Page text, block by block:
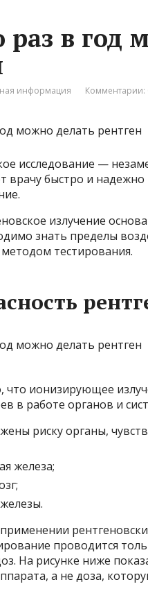
раз в год
информация Комментарии:
исследование —
врачу быстро и надежно
излучение
знать пределы
тестирования.
что ионизирующее
в работе органов и
риску органы,
железа;
проводится
На рисунке ниже
а не доза,